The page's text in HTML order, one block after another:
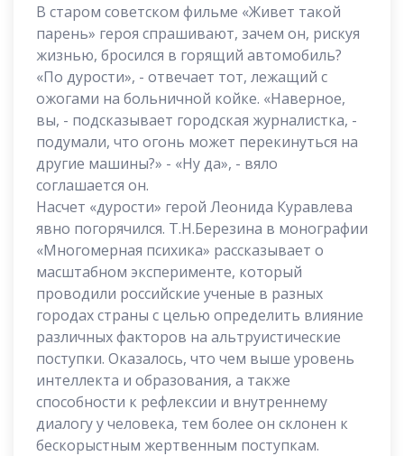
В старом советском фильме «Живет такой
парень» героя спрашивают, зачем он, рискуя
жизнью, бросился в горящий автомобиль?
«По дурости», - отвечает тот, лежащий с
ожогами на больничной койке. «Наверное,
вы, - подсказывает городская журналистка, -
подумали, что огонь может перекинуться на
другие машины?» - «Ну да», - вяло
соглашается он.
Насчет «дурости» герой Леонида Куравлева
явно погорячился. Т.Н.Березина в монографии
«Многомерная психика» рассказывает о
масштабном эксперименте, который
проводили российские ученые в разных
городах страны с целью определить влияние
различных факторов на альтруистические
поступки. Оказалось, что чем выше уровень
интеллекта и образования, а также
способности к рефлексии и внутреннему
диалогу у человека, тем более он склонен к
бескорыстным жертвенным поступкам.